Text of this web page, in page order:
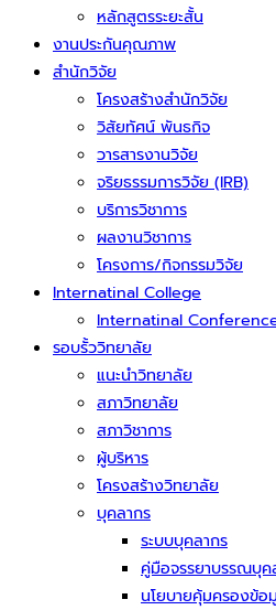
หลักสูตรระยะสั้น
งานประกันคุณภาพ
สำนักวิจัย
โครงสร้างสำนักวิจัย
วิสัยทัศน์ พันธกิจ
วารสารงานวิจัย
จริยธรรมการวิจัย (IRB)
บริการวิชาการ
ผลงานวิชาการ
โครงการ/กิจกรรมวิจัย
Internatinal College
Internatinal
รอบรั้ววิทยาลัย
แนะนำวิทยาลัย
สภาวิทยาลัย
สภาวิชาการ
ผู้บริหาร
โครงสร้างวิทยาลัย
บุคลากร
ระบบบุคลากร
คู่มือจรรยาบรรณบุค
นโยบายคุ้มครองข้